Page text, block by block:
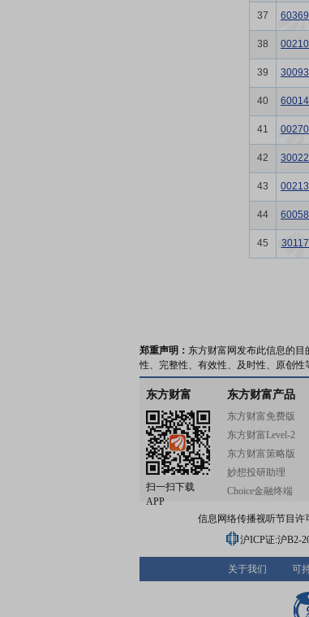
37
38
39
40
41
42
43
44
45
郑重声明： 东方财富网发布此信息的
性、完整性、有效性、及时性、原创性
东方财富
扫一扫下载
APP
东方财富产品
东方财富免费版
东方财富Level-2
东方财富策略版
妙想投研助理
Choice金融终端
信息网络传播视听节目许
沪ICP证:沪B2-
关于我们 可